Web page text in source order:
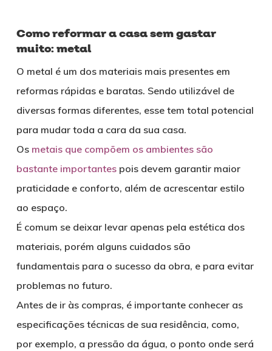
Como reformar a casa sem gastar
muito: metal
O metal é um dos materiais mais presentes em
reformas rápidas e baratas. Sendo utilizável de
diversas formas diferentes, esse tem total potencial
para mudar toda a cara da sua casa.
Os metais que compõem os ambientes são
bastante importantespois devem garantir maior
praticidade e conforto, além de acrescentar estilo
ao espaço.
É comum se deixar levar apenas pela estética dos
materiais, porém alguns cuidados são
fundamentais para o sucesso da obra, e para evitar
problemas no futuro.
Antes de ir às compras, é importante conhecer as
especificações técnicas de sua residência, como,
por exemplo, a pressão da água, o ponto onde será